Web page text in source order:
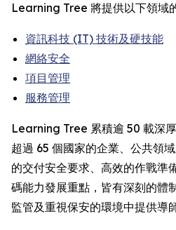
Learning Tree 將提供以下領域
資訊科技 (IT) 技術及硬技能
網絡安全
項目管理
服務管理
Learning Tree 累積逾 50 載深
超過 65 個國家的企業、公共領
的交付安全要求、高效的作戰準
碼能力發展重點，皆有深刻的體
監管及重視保安的環境中提供導